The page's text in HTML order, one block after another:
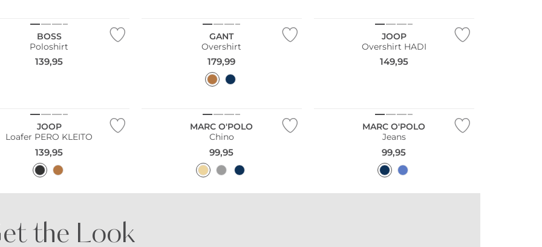
BOSS
Poloshirt
139,95
GANT
Overshirt
179,99
JOOP
Overshirt HADI
149,95
JOOP
Loafer PERO KLEITO
139,95
MARC O'POLO
Chino
99,95
MARC O'POLO
Jeans
99,95
the Look